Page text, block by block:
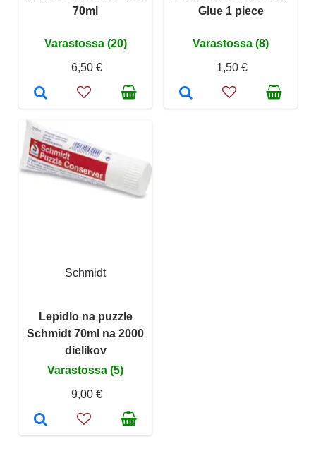
70ml
Varastossa (20)
6,50 €
Glue 1 piece
Varastossa (8)
1,50 €
Schmidt
Lepidlo na puzzle
Schmidt 70ml na 2000
dielikov
Varastossa (5)
9,00 €